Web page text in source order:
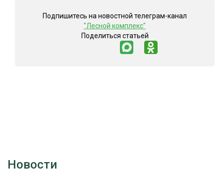
Подпишитесь на новостной телеграм-канал
"Лесной комплекс"
Поделиться статьей
Новости